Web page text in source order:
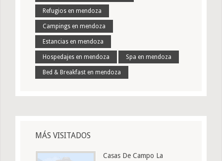
Refugios en mendoza
Campings en mendoza
Estancias en mendoza
Hospedajes en mendoza Spa en mendoza
Bed & Breakfast en mendoza
MÁS VISITADOS
Casas De Campo La